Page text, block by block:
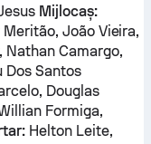
Mijlocaș:
João Vieira,
Nathan Camargo,
Dos Santos
Douglas
Formiga,
Helton Leite,